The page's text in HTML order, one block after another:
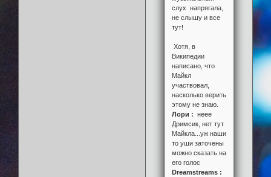
слух напрягала,
не слышу и все
тут!
Хотя, в
Википедии
написано, что
Майкл
участвовал,
насколько верить
этому не знаю.
Лори : неее
Дримсик, нет тут
Майкла...уж наши
то уши заточены
можно сказать на
его голос
Dreamstreams :